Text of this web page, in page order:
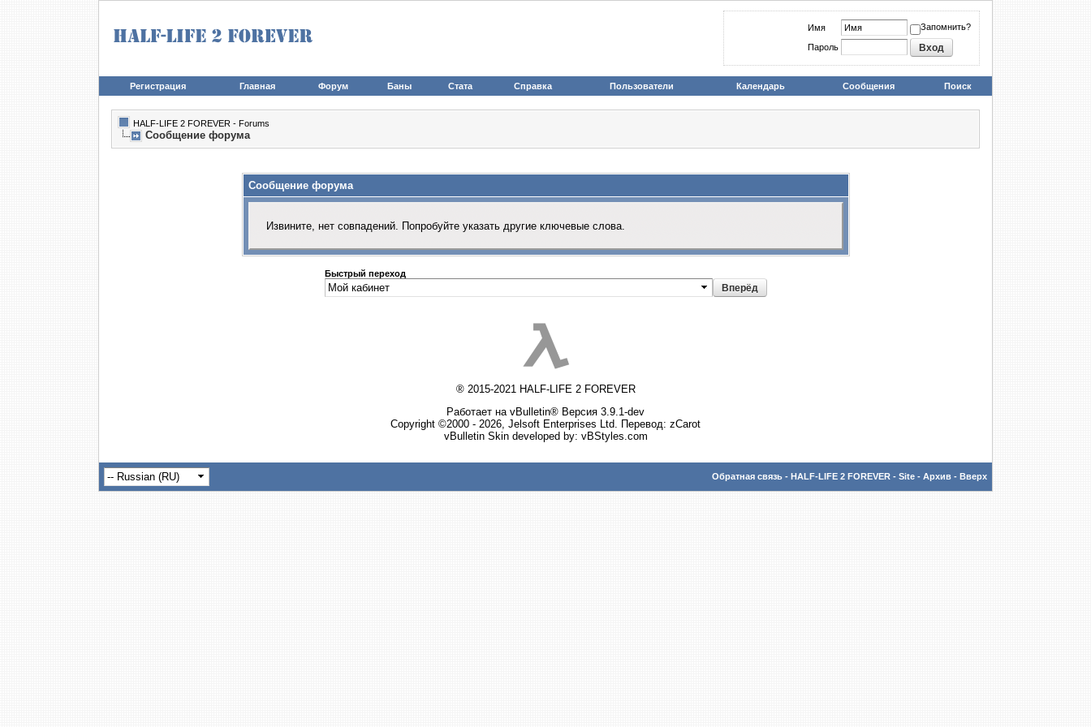
Имя Запомнить?
Пароль
Регистрация Главная Форум Баны Стата Справка Пользователи Календарь Сообщения Поиск
HALF-LIFE 2 FOREVER - Forums
Сообщение форума
Сообщение форума
Извините, нет совпадений. Попробуйте указать другие ключевые слова.
Быстрый переход
® 2015-2021 HALF-LIFE 2 FOREVER
Работает на vBulletin® Версия 3.9.1-dev
Copyright ©2000 - 2026, Jelsoft Enterprises Ltd. Перевод: zCarot
vBulletin Skin developed by: vBStyles.com
Обратная связь - HALF-LIFE 2 FOREVER - Site - Архив - Вверх